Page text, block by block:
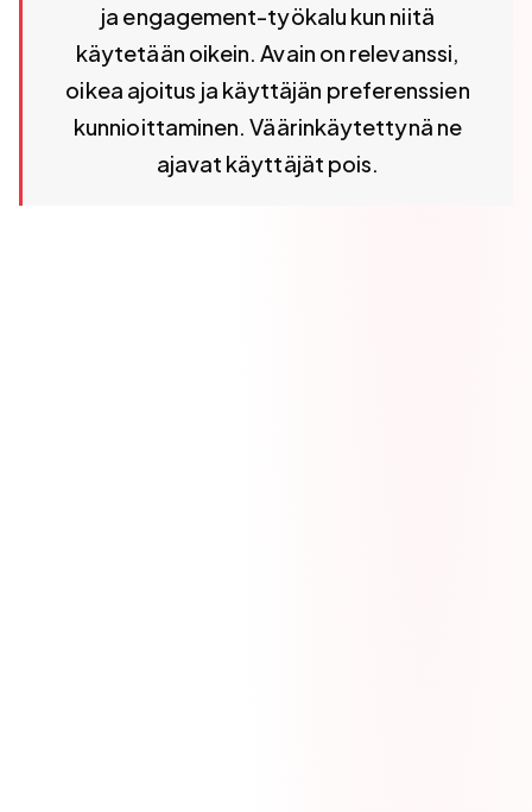
ja engagement-työkalu kun niitä
käytetään oikein. Avain on relevanssi,
oikea ajoitus ja käyttäjän preferenssien
kunnioittaminen. Väärinkäytettynä ne
ajavat käyttäjät pois.